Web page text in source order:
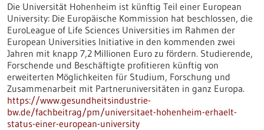
Die Universität Hohenheim ist künftig Teil einer European
University: Die Europäische Kommission hat beschlossen, die
EuroLeague of Life Sciences Universities im Rahmen der
European Universities Initiative in den kommenden zwei
Jahren mit knapp 7,2 Millionen Euro zu fördern. Studierende,
Forschende und Beschäftigte profitieren künftig von
erweiterten Möglichkeiten für Studium, Forschung und
Zusammenarbeit mit Partneruniversitäten in ganz Europa.
https://www.gesundheitsindustrie-
bw.de/fachbeitrag/pm/universitaet-hohenheim-erhaelt-
status-einer-european-university